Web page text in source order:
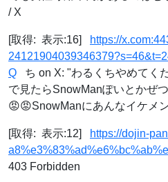
/ X
[取得: 表示:16]
https://
Q ち on X: "わるくちやめてく
で見たらSnowManぽいとかぜ
😡😡SnowManにあんなイケメ
[取得: 表示:12]
https://dojin-
403 Forbidden